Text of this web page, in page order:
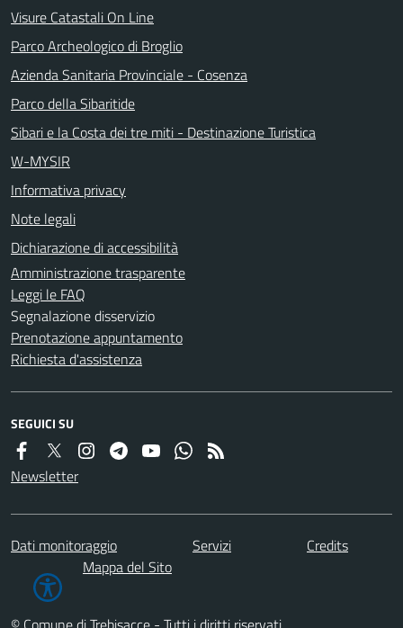
Visure Catastali On Line
Parco Archeologico di Broglio
Azienda Sanitaria Provinciale - Cosenza
Parco della Sibaritide
Sibari e la Costa dei tre miti - Destinazione Turistica
W-MYSIR
Informativa privacy
Note legali
Dichiarazione di accessibilità
Amministrazione trasparente
Leggi le FAQ
Segnalazione disservizio
Prenotazione appuntamento
Richiesta d'assistenza
SEGUICI SU
Newsletter
Dati monitoraggio Servizi
Credits
Mappa del Sito